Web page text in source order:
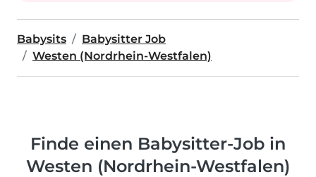
Babysits
Babysitter Job
Westen (Nordrhein-Westfalen)
Finde einen Babysitter-Job in
Westen (Nordrhein-Westfalen)